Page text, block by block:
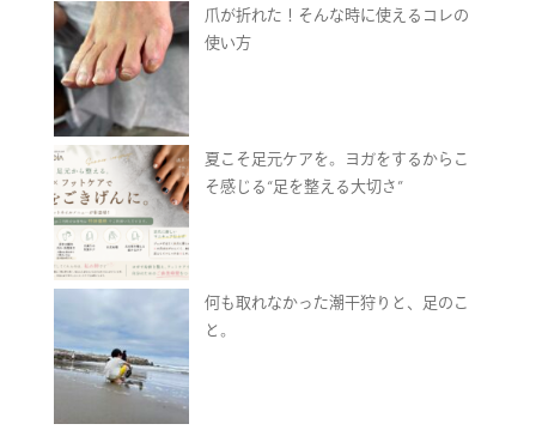
爪が折れた！そんな時に使えるコレの
使い方
夏こそ足元ケアを。ヨガをするからこ
そ感じる“足を整える大切さ”
何も取れなかった潮干狩りと、足のこ
と。